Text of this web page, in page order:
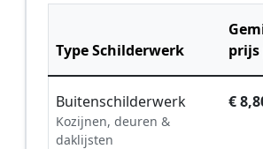
Type Schilderwerk
prijs
Buitenschilderwerk
Kozijnen, deuren &
daklijsten
€